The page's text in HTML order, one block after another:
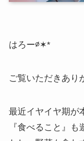
はろー∅✶*
ご覧いただきあり
最近イヤイヤ期が
『食べること』